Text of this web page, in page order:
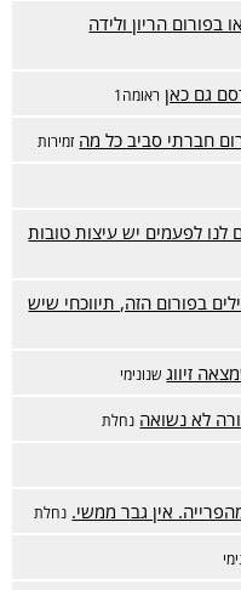
בפורום הריון ולידה
גם כאן ראומה1
חברתי סביב כל מה זמירות
לפעמים יש עיצות טובות
בפורום הזה, תיווכחי שיש
זיווג שנונימי
לא נשואה נחלת
אין גבר ממשי. נחלת